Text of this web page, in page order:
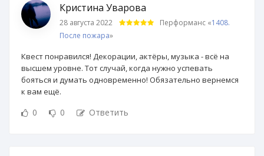
Кристина Уварова
28 августа 2022 Перформанс «1408.
После пожара»
Квест понравился! Декорации, актёры, музыка - всё на
высшем уровне. Тот случай, когда нужно успевать
бояться и думать одновременно! Обязательно вернемся
к вам ещё.
0 0 Ответить